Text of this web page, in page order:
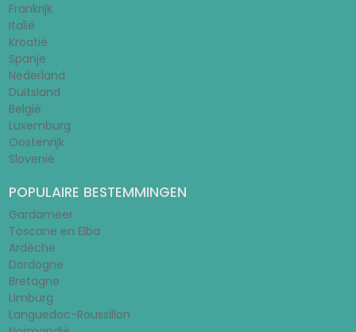
Frankrijk
Italië
Kroatië
Spanje
Nederland
Duitsland
België
Luxemburg
Oostenrijk
Slovenië
POPULAIRE BESTEMMINGEN
Gardameer
Toscane en Elba
Ardèche
Dordogne
Bretagne
Limburg
Languedoc-Roussillon